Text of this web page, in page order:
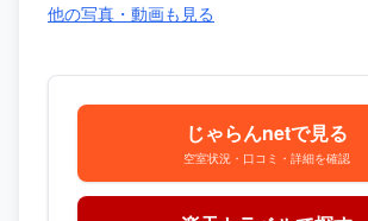
他の写真・動画も見る
じゃらんnetで見る
空室状況・口コミ・詳細を確認